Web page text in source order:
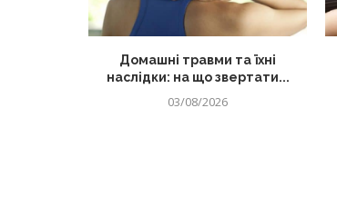
Домашні травми та їхні
наслідки: на що звертати...
03/08/2026